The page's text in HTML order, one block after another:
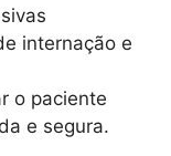
internação e
o paciente
e segura.